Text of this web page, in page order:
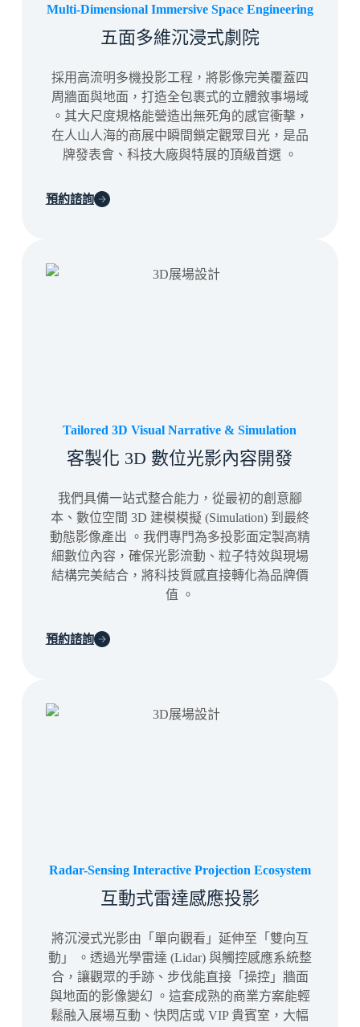
Multi-Dimensional Immersive Space Engineering
五面多維沉浸式劇院
採用高流明多機投影工程，將影像完美覆蓋四
周牆面與地面，打造全包裹式的立體敘事場域
。其大尺度規格能營造出無死角的感官衝擊，
在人山人海的商展中瞬間鎖定觀眾目光，是品
牌發表會、科技大廠與特展的頂級首選 。
預約諮詢
Tailored 3D Visual Narrative & Simulation
客製化 3D 數位光影內容開發
我們具備一站式整合能力，從最初的創意腳
本、數位空間 3D 建模模擬 (Simulation) 到最終
動態影像產出 。我們專門為多投影面定製高精
細數位內容，確保光影流動、粒子特效與現場
結構完美結合，將科技質感直接轉化為品牌價
值 。
預約諮詢
Radar-Sensing Interactive Projection Ecosystem
互動式雷達感應投影
將沉浸式光影由「單向觀看」延伸至「雙向互
動」
。透過光學雷達 (Lidar) 與觸控感應系統整
合，讓觀眾的手跡、步伐能直接「操控」牆面
與地面的影像變幻 。這套成熟的商業方案能輕
鬆融入展場互動、快閃店或 VIP 貴賓室，大幅